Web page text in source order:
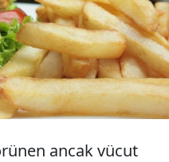
egzersiz yapmanın
bertaraf edebileceğini
ancak vücut